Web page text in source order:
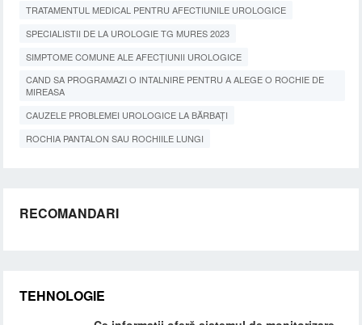
TRATAMENTUL MEDICAL PENTRU AFECTIUNILE UROLOGICE
SPECIALISTII DE LA UROLOGIE TG MURES 2023
SIMPTOME COMUNE ALE AFECȚIUNII UROLOGICE
CAND SA PROGRAMAZI O INTALNIRE PENTRU A ALEGE O ROCHIE DE
MIREASA
CAUZELE PROBLEMEI UROLOGICE LA BĂRBAȚI
ROCHIA PANTALON SAU ROCHIILE LUNGI
RECOMANDARI
TEHNOLOGIE